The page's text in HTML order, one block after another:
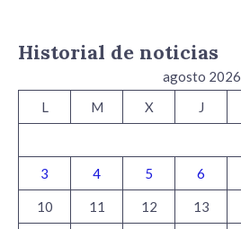
Historial de noticias
agosto 2026
L
M X J
3 4 5 6
10 11 12 13